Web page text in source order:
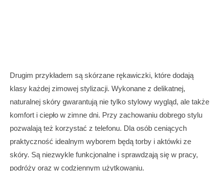
Drugim przykładem są skórzane rękawiczki, które dodają
klasy każdej zimowej stylizacji. Wykonane z delikatnej,
naturalnej skóry gwarantują nie tylko stylowy wygląd, ale także
komfort i ciepło w zimne dni. Przy zachowaniu dobrego stylu
pozwalają też korzystać z telefonu. Dla osób ceniących
praktyczność idealnym wyborem będą torby i aktówki ze
skóry. Są niezwykle funkcjonalne i sprawdzają się w pracy,
podróży oraz w codziennym użytkowaniu.